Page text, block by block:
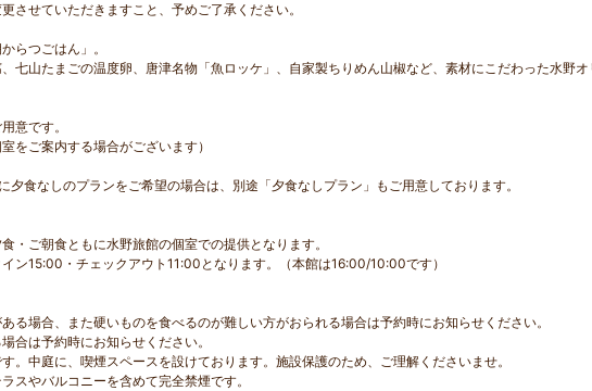
させていただきますこと、予めご了承ください。
らつごはん」。
七山たまごの温度卵、唐津名物「魚ロッケ」、自家製ちりめん山椒など、素材にこだわった水野オ
意です。
をご案内する場合がございます）
夕食なしのプランをご希望の場合は、別途「夕食なしプラン」もご用意しております。
・ご朝食ともに水野旅館の個室での提供となります。
イン15:00・チェックアウト11:00となります。（本館は16:00/10:00です）
る場合、また硬いものを食べるのが難しい方がおられる場合は予約時にお知らせください。
合は予約時にお知らせください。
。中庭に、喫煙スペースを設けております。施設保護のため、ご理解くださいませ。
スやバルコニーを含めて完全禁煙です。